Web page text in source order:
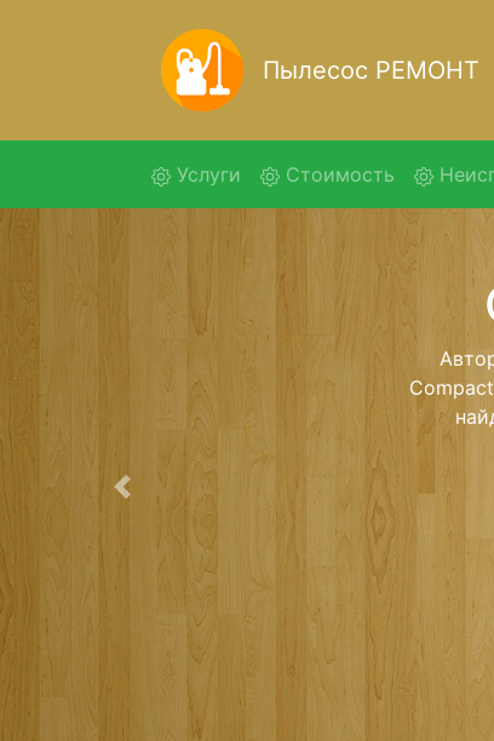
Пылесос РЕМОНТ
Услуги (current)Стоимость
Ремонт
и
для
Предыдущая